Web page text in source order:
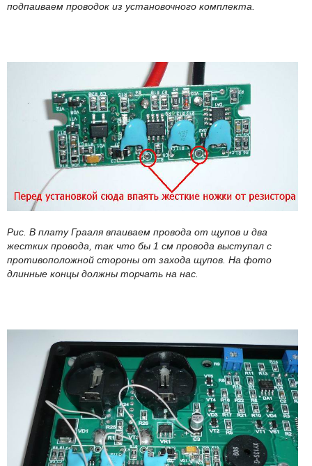
подпаиваем проводок из установочного комплекта.
Рис. В плату Грааля впаиваем провода от щупов и два
жестких провода, так что бы 1 см провода выступал с
противоположной стороны от захода щупов. На фото
длинные концы должны торчать на нас.